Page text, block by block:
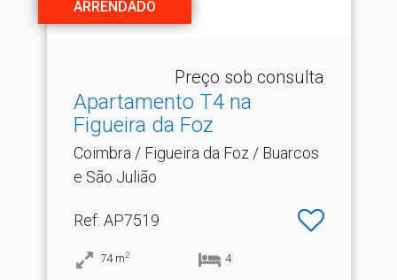
ARRENDADO
Preço sob consulta
Apartamento T4 na
Figueira da Foz
Coimbra / Figueira da Foz / Buarcos
e São Julião
Ref: AP7519
74 m2 4